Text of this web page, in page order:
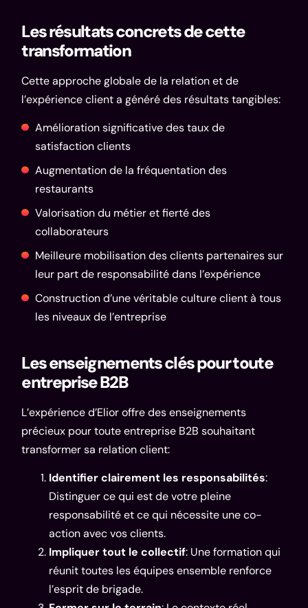
Les résultats concrets de cette
transformation
Cette approche globale de la relation et de
l’expérience client a généré des résultats tangibles:
Amélioration significative des taux de
satisfaction clients
Augmentation de la fréquentation des
restaurants
Valorisation du métier et fierté des
collaborateurs
Meilleure mobilisation des clients partenaires sur
leur part de responsabilité dans l’expérience
Construction d’une véritable culture client à tous
les niveaux de l’entreprise
Les enseignements clés pour toute
entreprise B2B
L’expérience d’Elior offre des enseignements
précieux pour toute entreprise B2B souhaitant
transformer sa relation client:
Identifier clairement les responsabilités:
Distinguer ce qui est de votre pleine
responsabilité et ce qui nécessite une co-
action avec vos clients.
Impliquer tout le collectif: Une formation qui
réunit toutes les équipes ensemble renforce
l’esprit de brigade.